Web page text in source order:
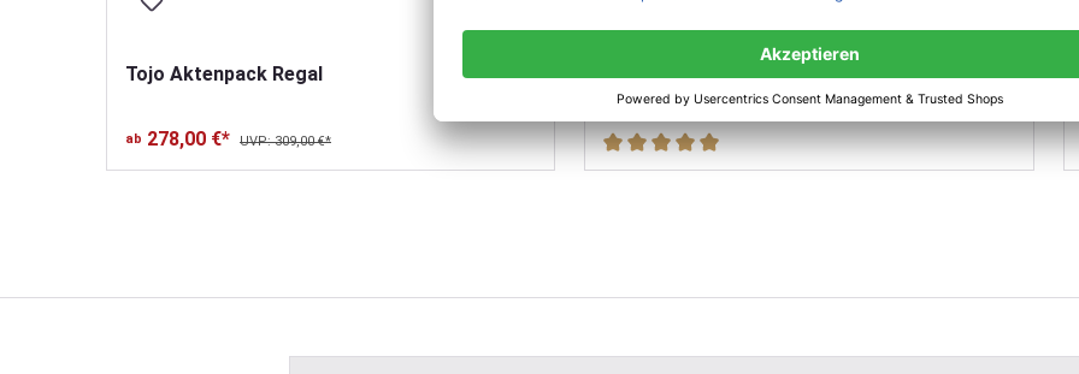
Tojo Aktenpack Regal
ab 278,00 €* UVP: 309,00 €* Durchschnittliche Bewertung von 5 von 5 Sternen